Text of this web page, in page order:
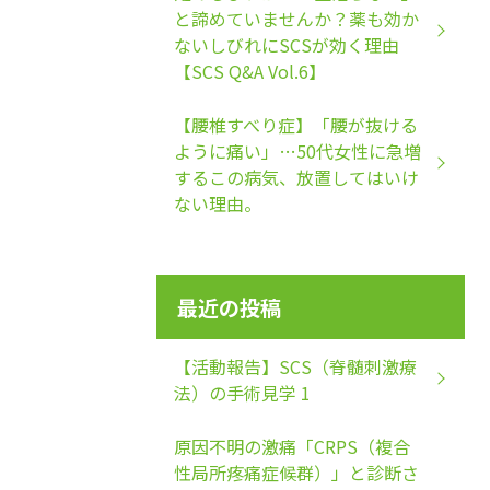
と諦めていませんか？薬も効か
ないしびれにSCSが効く理由
【SCS Q&A Vol.6】
【腰椎すべり症】「腰が抜ける
ように痛い」…50代女性に急増
するこの病気、放置してはいけ
ない理由。
最近の投稿
【活動報告】SCS（脊髄刺激療
法）の手術見学 1
原因不明の激痛「CRPS（複合
性局所疼痛症候群）」と診断さ